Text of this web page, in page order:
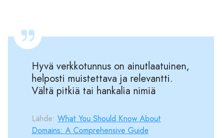
Hyvä verkkotunnus on ainutlaatuinen,
helposti muistettava ja relevantti.
Vältä pitkiä tai hankalia nimiä
Lähde: What You Should Know About
Domains: A Comprehensive Guide